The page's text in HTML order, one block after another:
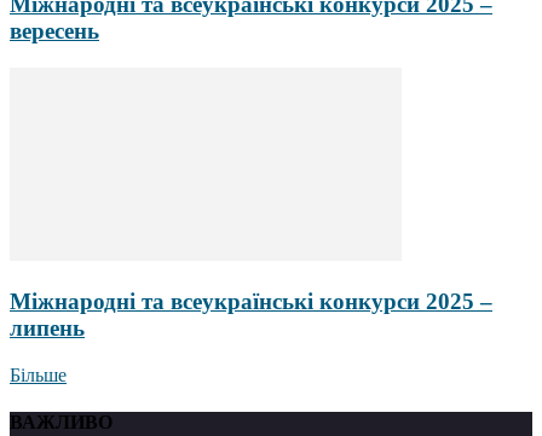
вересень
Міжнародні та всеукраїнські конкурси 2025 –
липень
Більше
ВАЖЛИВО